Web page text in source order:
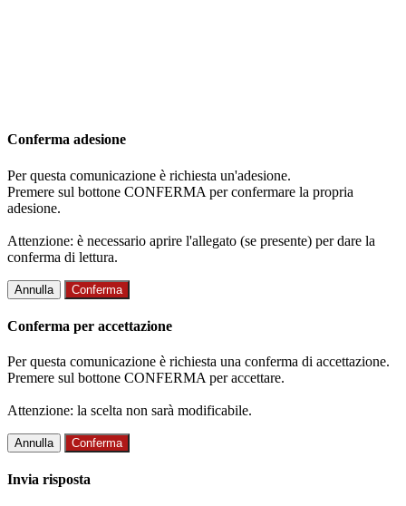
Conferma adesione
Per questa comunicazione è richiesta un'adesione.
Premere sul bottone CONFERMA per confermare la propria
adesione.
Attenzione: è necessario aprire l'allegato (se presente) per dare la
conferma di lettura.
Annulla Conferma
Conferma per accettazione
Per questa comunicazione è richiesta una conferma di accettazione.
Premere sul bottone CONFERMA per accettare.
Attenzione: la scelta non sarà modificabile.
Annulla Conferma
Invia risposta